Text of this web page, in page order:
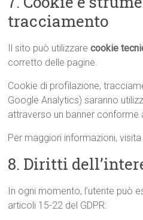
tracciamento
Il sito può utilizzarecookie
corretto delle pagine.
Cookie di profilazione,
Google Analytics) saranno
attraverso un banner conforme
Per maggiori informazioni, visita
8. Diritti
In ogni momento, l’utente può
articoli 15-22 del GDPR: